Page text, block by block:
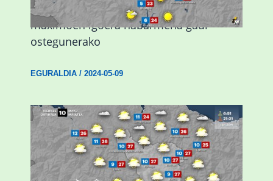
Giro eguzkitsua eta tenperatura
maximoen igoera nabarmena gaur
ostegunerako
EGURALDIA/ 2024-05-09